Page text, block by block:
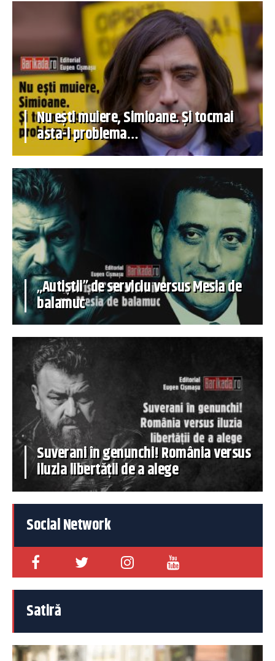
Nu ești muiere, Simioane. Și tocmai
asta-i problema…
„Autiștii” de serviciu versus Mesia de
balamuc
Suverani în genunchi! România versus
iluzia libertății de a alege
Social Network
Satiră